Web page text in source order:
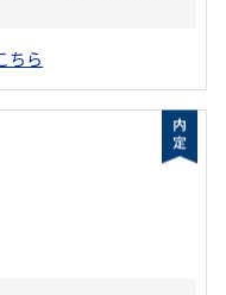
ちら